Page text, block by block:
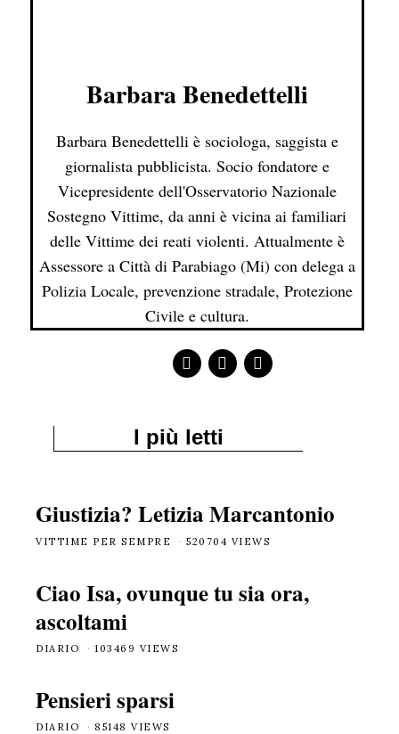
Barbara Benedettelli
Barbara Benedettelli è sociologa, saggista e
giornalista pubblicista. Socio fondatore e
Vicepresidente dell'Osservatorio Nazionale
Sostegno Vittime, da anni è vicina ai familiari
delle Vittime dei reati violenti. Attualmente è
Assessore a Città di Parabiago (Mi) con delega a
Polizia Locale, prevenzione stradale, Protezione
Civile e cultura.
I più letti
Giustizia? Letizia Marcantonio
VITTIME PER SEMPRE 520704 VIEWS
Ciao Isa, ovunque tu sia ora,
ascoltami
DIARIO 103469 VIEWS
Pensieri sparsi
DIARIO 85148 VIEWS